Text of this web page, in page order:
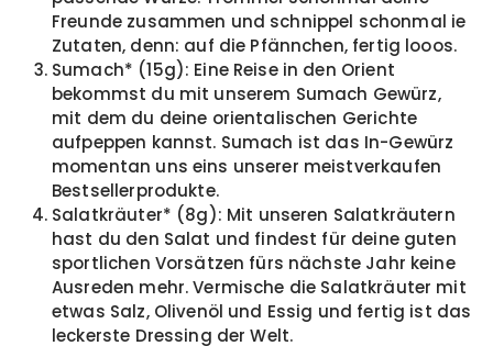
Freunde zusammen und schnippel schonmal ie
Zutaten, denn: auf die Pfännchen, fertig looos.
Sumach* (15g): Eine Reise in den Orient
bekommst du mit unserem Sumach Gewürz,
mit dem du deine orientalischen Gerichte
aufpeppen kannst. Sumach ist das In-Gewürz
momentan uns eins unserer meistverkaufen
Bestsellerprodukte.
Salatkräuter* (8g): Mit unseren Salatkräutern
hast du den Salat und findest für deine guten
sportlichen Vorsätzen fürs nächste Jahr keine
Ausreden mehr. Vermische die Salatkräuter mit
etwas Salz, Olivenöl und Essig und fertig ist das
leckerste Dressing der Welt.